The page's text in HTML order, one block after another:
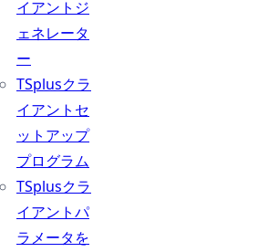
イアントジ
ェネレータ
ー
TSplusクラ
イアントセ
ットアップ
プログラム
TSplusクラ
イアントパ
ラメータを